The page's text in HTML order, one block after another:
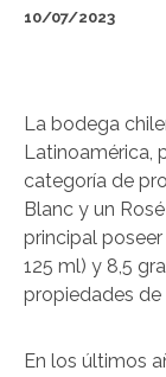
10/07/2023
La bodega
Latinoamérica,
categoría de
Blanc y un
principal
125 ml) y 8,5
propiedades de
En los últimos